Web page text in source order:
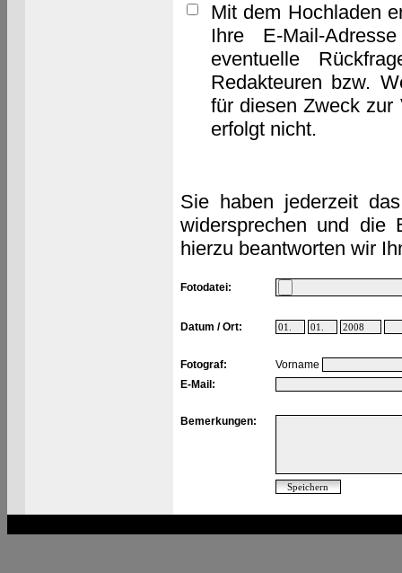
Mit dem Hochladen
Ihre E-Mail-
eventuelle
Redakteuren bzw.
für diesen Zweck zur
erfolgt nicht.
Sie haben jederzeit
widersprechen und die
hierzu beantworten wir
Fotodatei:
Datum / Ort:
Fotograf:
Vorname
E-Mail:
Bemerkungen: